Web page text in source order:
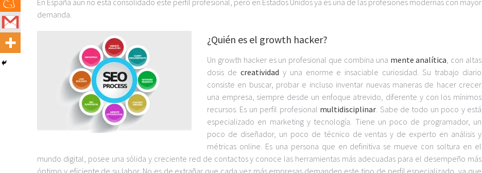
En España aún no está consolidado este perfil profesional, pero en Estados Unidos ya es una de las profesiones modernas con mayor
demanda.
¿Quién es el growth hacker?
Un growth hacker es un profesional que combina una mente analítica, con altas
dosis de creatividad y una enorme e insaciable curiosidad. Su trabajo diario
consiste en buscar, probar e incluso inventar nuevas maneras de hacer crecer
una empresa, siempre desde un enfoque atrevido, diferente y con los mínimos
recursos. Es un perfil profesional multidisciplinar. Sabe de todo un poco y está
especializado en marketing y tecnología. Tiene un poco de programador, un
poco de diseñador, un poco de técnico de ventas y de experto en análisis y
métricas online. Es una persona que en definitiva se mueve con soltura en el
mundo digital, posee una sólida y creciente red de contactos y conoce las herramientas más adecuadas para el desempeño más
óptimo y eficiente de su labor. No es de extrañar que cada vez más empresas demanden este tipo de perfil especializado, ya que